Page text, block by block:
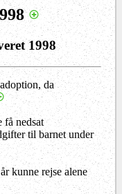
1998
da
nedsat
til barnet under
kunne rejse alene